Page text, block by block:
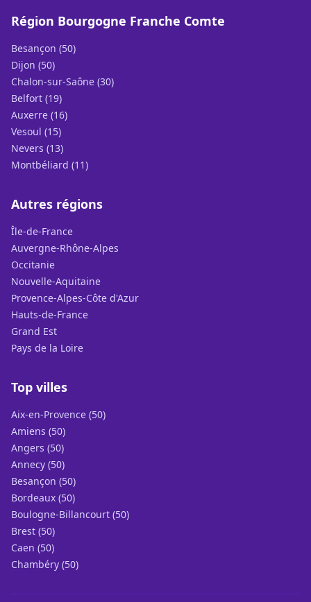
Région Bourgogne Franche Comte
Besançon (50)
Dijon (50)
Chalon-sur-Saône (30)
Belfort (19)
Auxerre (16)
Vesoul (15)
Nevers (13)
Montbéliard (11)
Autres régions
Île-de-France
Auvergne-Rhône-Alpes
Occitanie
Nouvelle-Aquitaine
Provence-Alpes-Côte d'Azur
Hauts-de-France
Grand Est
Pays de la Loire
Top villes
Aix-en-Provence (50)
Amiens (50)
Angers (50)
Annecy (50)
Besançon (50)
Bordeaux (50)
Boulogne-Billancourt (50)
Brest (50)
Caen (50)
Chambéry (50)